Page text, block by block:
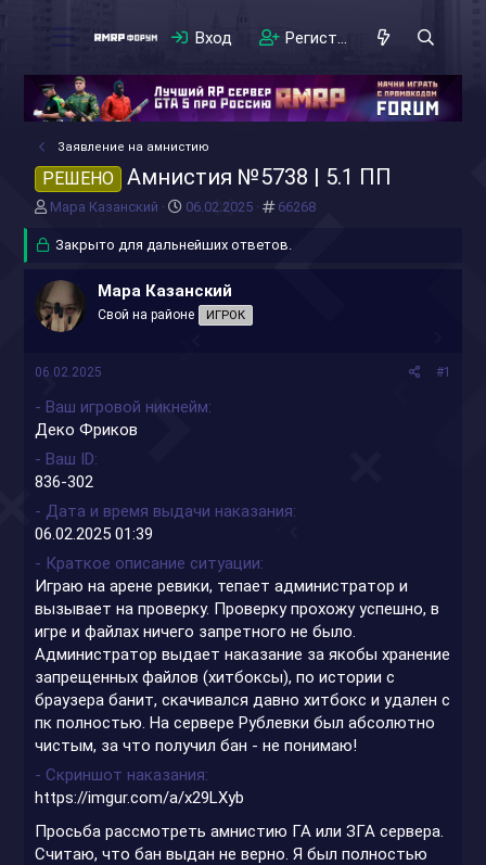
Вход Регистрация
Заявление на амнистию
РЕШЕНО Амнистия №5738 | 5.1 ПП
А
т
р
т
е
Мара Казанский
Д
т
н
ч
06.02.2025 #
66268
Закрыто для дальнейших ответов.
Мара Казанский
Свой на районе ИГРОК
06.02.2025 #1
- Ваш игровой никнейм
Деко Фриков
- Ваш ID
836-302
- Дата и время выдачи наказания
06.02.2025 01:39
- Краткое описание ситуации
Играю на арене ревики, тепает администратор и
вызывает на проверку. Проверку прохожу успешно, в
игре и файлах ничего запретного не было.
Администратор выдает наказание за якобы хранение
запрещенных файлов (хитбоксы), по истории с
браузера банит, скачивался давно хитбокс и удален с
пк полностью. На сервере Рублевки был абсолютно
чистым, за что получил бан - не понимаю!
- Скриншот наказания
https://imgur.com/a/x29LXyb
Просьба рассмотреть амнистию ГА или ЗГА сервера.
Считаю, что бан выдан не верно. Я был полностью